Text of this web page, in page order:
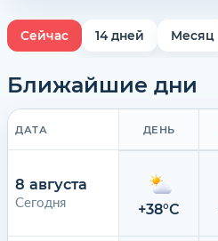
Сейчас 14 дней Месяц
Ближайшие дни
ДАТА
8 августа
Сегодня
ДЕНЬ
+38°C